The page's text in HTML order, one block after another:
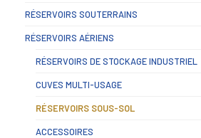
RÉSERVOIRS SOUTERRAINS
RÉSERVOIRS AÉRIENS
RÉSERVOIRS DE STOCKAGE INDUSTRIEL
CUVES MULTI-USAGE
RÉSERVOIRS SOUS-SOL
ACCESSOIRES